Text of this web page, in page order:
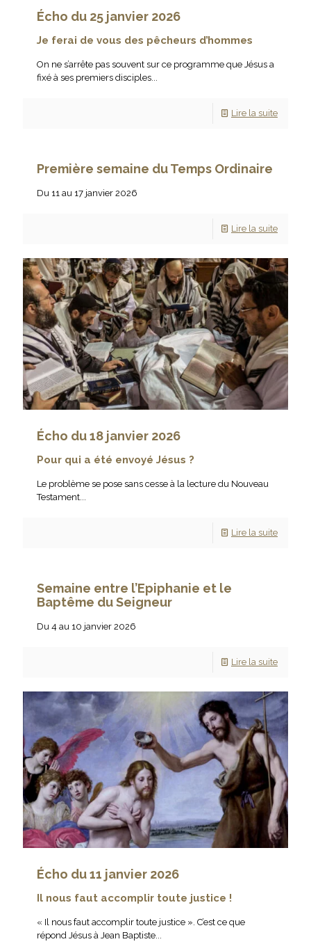
Écho du 25 janvier 2026
Je ferai de vous des pêcheurs d’hommes
On ne s’arrête pas souvent sur ce programme que Jésus a
fixé à ses premiers disciples...
Lire la suite
Première semaine du Temps Ordinaire
Du 11 au 17 janvier 2026
Lire la suite
Écho du 18 janvier 2026
Pour qui a été envoyé Jésus ?
Le problème se pose sans cesse à la lecture du Nouveau
Testament...
Lire la suite
Semaine entre l’Epiphanie et le
Baptême du Seigneur
Du 4 au 10 janvier 2026
Lire la suite
Écho du 11 janvier 2026
Il nous faut accomplir toute justice !
« Il nous faut accomplir toute justice ». C’est ce que
répond Jésus à Jean Baptiste...